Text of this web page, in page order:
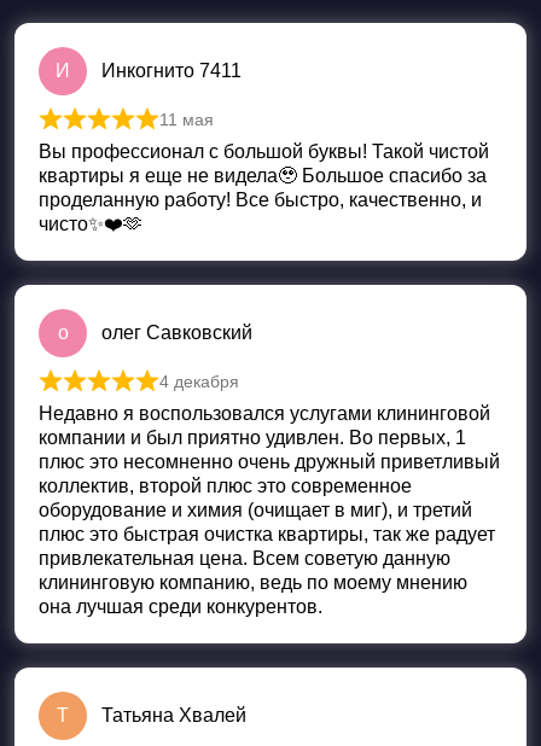
И Инкогнито 7411
Оценка
11 мая
Вы профессионал с большой буквы! Такой чистой
квартиры я еще не видела🥹 Большое спасибо за
проделанную работу! Все быстро, качественно, и
чисто✨❤️🫶
о олег Савковский
Оценка 5 из 5
4 декабря
Недавно я воспользовался услугами клининговой
компании и был приятно удивлен. Во первых, 1
плюс это несомненно очень дружный приветливый
коллектив, второй плюс это современное
оборудование и химия (очищает в миг), и третий
плюс это быстрая очистка квартиры, так же радует
привлекательная цена. Всем советую данную
клининговую компанию, ведь по моему мнению
она лучшая среди конкурентов.
Т Татьяна Хвалей